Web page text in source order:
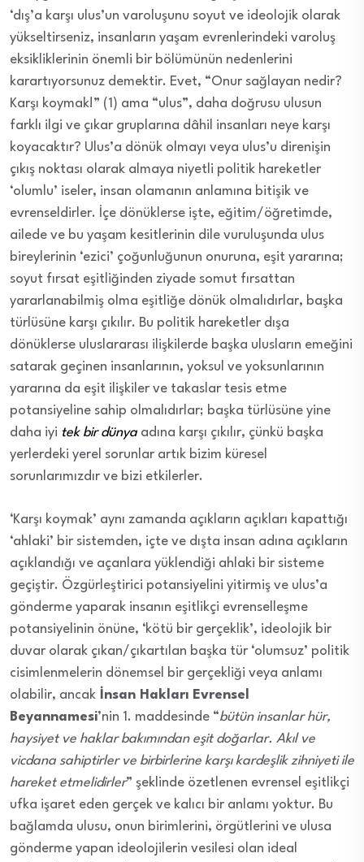
‘dış’a karşı ulus’un varoluşunu soyut ve ideolojik olarak
yükseltirseniz, insanların yaşam evrenlerindeki varoluş
eksikliklerinin önemli bir bölümünün nedenlerini
karartıyorsunuz demektir. Evet, “Onur sağlayan nedir?
Karşı koymak!” (1) ama “ulus”, daha doğrusu ulusun
farklı ilgi ve çıkar gruplarına dâhil insanları neye karşı
koyacaktır? Ulus’a dönük olmayı veya ulus’u direnişin
çıkış noktası olarak almaya niyetli politik hareketler
‘olumlu’ iseler, insan olamanın anlamına bitişik ve
evrenseldirler. İçe dönüklerse işte, eğitim/öğretimde,
ailede ve bu yaşam kesitlerinin dile vuruluşunda ulus
bireylerinin ‘ezici’ çoğunluğunun onuruna, eşit yararına;
soyut fırsat eşitliğinden ziyade somut fırsattan
yararlanabilmiş olma eşitliğe dönük olmalıdırlar, başka
türlüsüne karşı çıkılır. Bu politik hareketler dışa
dönüklerse uluslararası ilişkilerde başka ulusların emeğini
satarak geçinen insanlarının, yoksul ve yoksunlarının
yararına da eşit ilişkiler ve takaslar tesis etme
potansiyeline sahip olmalıdırlar; başka türlüsüne yine
daha iyi tek bir dünya adına karşı çıkılır, çünkü başka
yerlerdeki yerel sorunlar artık bizim küresel
sorunlarımızdır ve bizi etkilerler.
‘Karşı koymak’ aynı zamanda açıkların açıkları kapattığı
‘ahlaki’ bir sistemden, içte ve dışta insan adına açıkların
açıklandığı ve açanlara yüklendiği ahlaki bir sisteme
geçiştir. Özgürleştirici potansiyelini yitirmiş ve ulus’a
gönderme yaparak insanın eşitlikçi evrenselleşme
potansiyelinin önüne, ‘kötü bir gerçeklik’, ideolojik bir
duvar olarak çıkan/çıkartılan başka tür ‘olumsuz’ politik
cisimlenmelerin dönemsel bir gerçekliği veya anlamı
olabilir, ancak İnsan Hakları Evrensel
Beyannamesi’nin 1. maddesinde “bütün insanlar hür,
haysiyet ve haklar bakımından eşit doğarlar. Akıl ve
vicdana sahiptirler ve birbirlerine karşı kardeşlik zihniyeti ile
hareket etmelidirler” şeklinde özetlenen evrensel eşitlikçi
ufka işaret eden gerçek ve kalıcı bir anlamı yoktur. Bu
bağlamda ulusu, onun birimlerini, örgütlerini ve ulusa
gönderme yapan ideolojilerin vesilesi olan ideal